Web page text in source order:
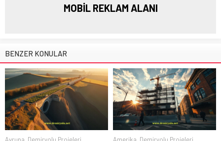
MOBİL REKLAM ALANI
BENZER KONULAR